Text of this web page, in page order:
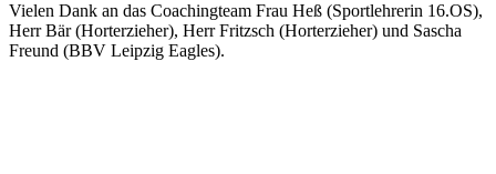
Vielen Dank an das Coachingteam Frau Heß (Sportlehrerin 16.OS),
Herr Bär (Horterzieher), Herr Fritzsch (Horterzieher) und Sascha
Freund (BBV Leipzig Eagles).